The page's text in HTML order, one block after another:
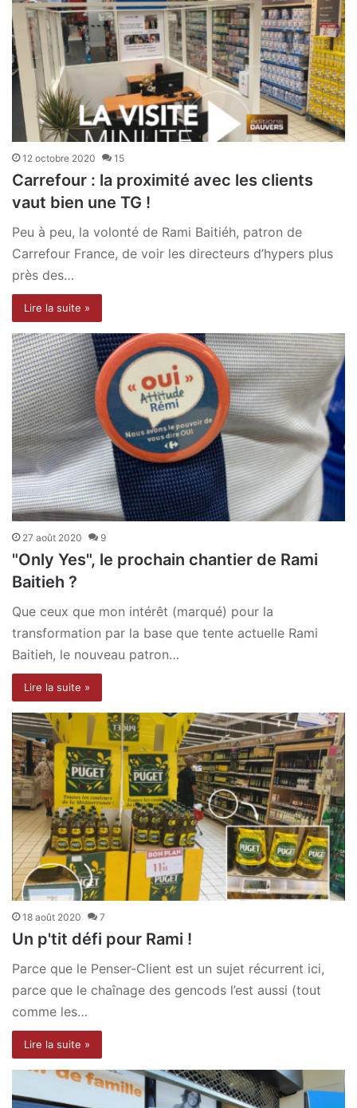
12 octobre 2020 15
Carrefour : la proximité avec les clients
vaut bien une TG !
Peu à peu, la volonté de Rami Baitiéh, patron de
Carrefour France, de voir les directeurs d’hypers plus
près des…
Lire la suite »
27 août 2020 9
"Only Yes", le prochain chantier de Rami
Baitieh ?
Que ceux que mon intérêt (marqué) pour la
transformation par la base que tente actuelle Rami
Baitieh, le nouveau patron…
Lire la suite »
18 août 2020 7
Un p'tit défi pour Rami !
Parce que le Penser-Client est un sujet récurrent ici,
parce que le chaînage des gencods l’est aussi (tout
comme les…
Lire la suite »